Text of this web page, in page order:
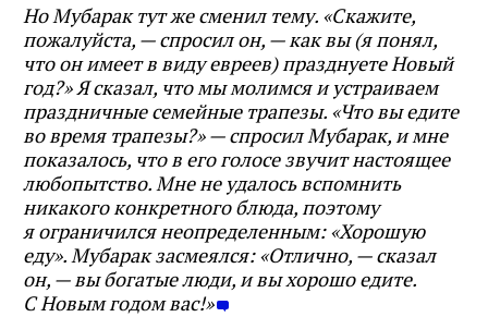
Но Мубарак тут же сменил тему. «Скажите,
пожалуйста, — спросил он, — как вы (я понял,
что он имеет в виду евреев) празднуете Новый
год?» Я сказал, что мы молимся и устраиваем
праздничные семейные трапезы. «Что вы едите
во время трапезы?» — спросил Мубарак, и мне
показалось, что в его голосе звучит настоящее
любопытство. Мне не удалось вспомнить
никакого конкретного блюда, поэтому
я ограничился неопределенным: «Хорошую
еду». Мубарак засмеялся: «Отлично, — сказал
он, — вы богатые люди, и вы хорошо едите.
С Новым годом вас!»